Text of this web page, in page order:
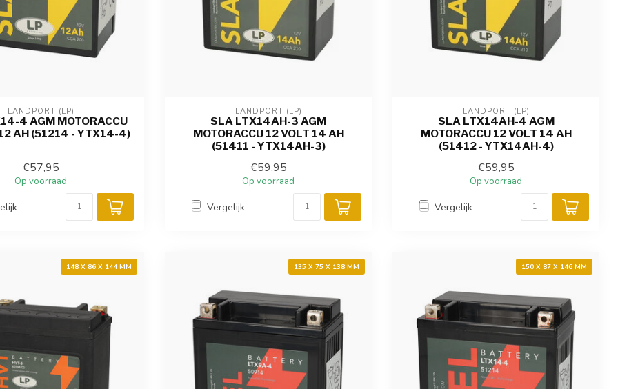
LANDPORT (LP)
4 AGM MOTORACCU
AH (51214 - YTX14-4)
€57,95
Op voorraad
LANDPORT (LP)
SLA LTX14AH-3 AGM
MOTORACCU 12 VOLT 14 AH
(51411 - YTX14AH-3)
€59,95
Op voorraad
Vergelijk
LANDPORT (LP)
SLA LTX14AH-4 AGM
MOTORACCU 12 VOLT 14 AH
(51412 - YTX14AH-4)
€59,95
Op voorraad
Vergelijk
148 X 86 X 144 MM 135 X 75 X 138 MM 150 X 87 X 146 MM